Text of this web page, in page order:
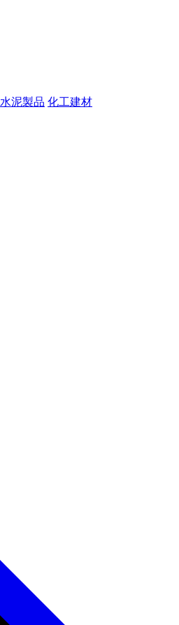
水泥製品 化工建材